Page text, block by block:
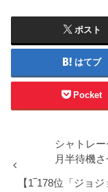
ポスト
はてブ
Pocket
シャトレ
月半待機
【1‾178位「ジョ